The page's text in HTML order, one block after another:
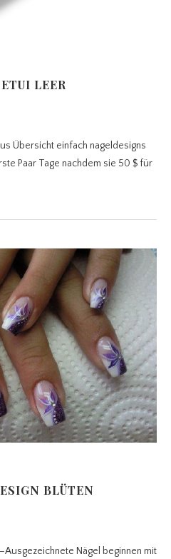
LEER
Übersicht einfach nageldesigns
Paar Tage nachdem sie 50 $ für
BLÜTEN
Nägel beginnen mit